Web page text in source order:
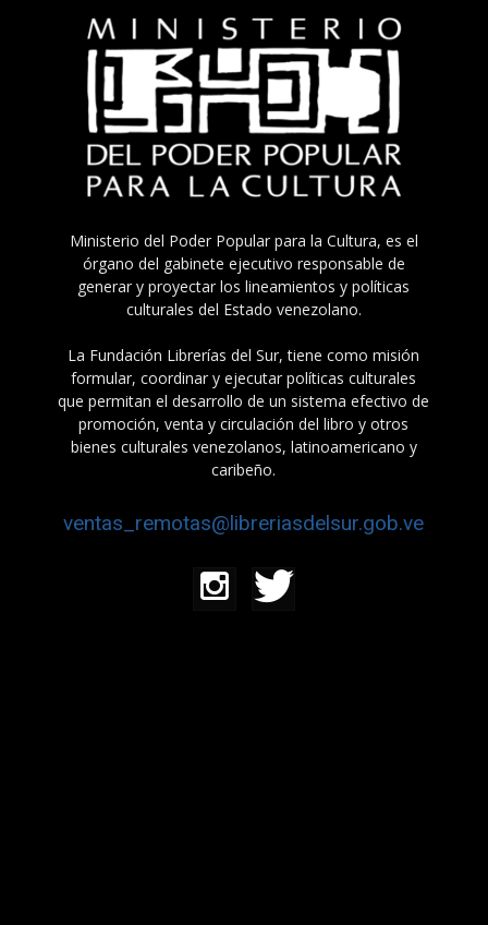
Ministerio del Poder Popular para la Cultura, es el
órgano del gabinete ejecutivo responsable de
generar y proyectar los lineamientos y políticas
culturales del Estado venezolano.
La Fundación Librerías del Sur, tiene como misión
formular, coordinar y ejecutar políticas culturales
que permitan el desarrollo de un sistema efectivo de
promoción, venta y circulación del libro y otros
bienes culturales venezolanos, latinoamericano y
caribeño.
ventas_remotas@libreriasdelsur.gob.ve